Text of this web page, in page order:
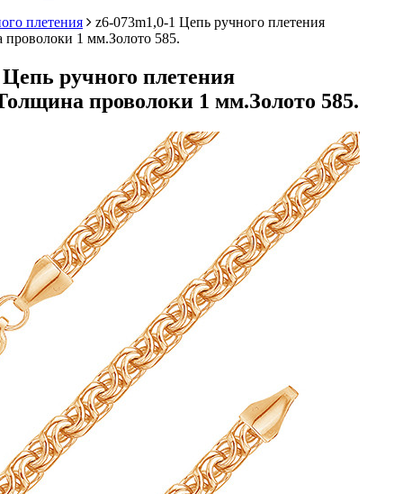
плетения
z6-073m1,0-1 Цепь ручного плетения
1 мм.Золото 585.
ручного плетения
проволоки 1 мм.Золото 585.